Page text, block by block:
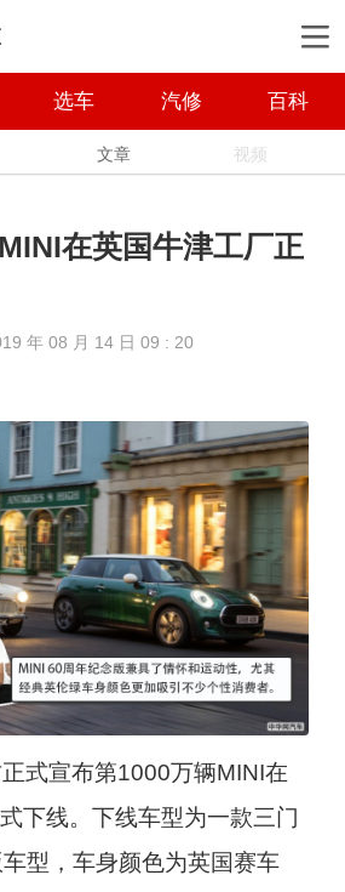
选车 汽修 百科
文章 视频
在英国牛津工厂正
年 08 月 14 日 09 : 20
式宣布第1000万辆MINI在
下线。下线车型为一款三门
型，车身颜色为英国赛车